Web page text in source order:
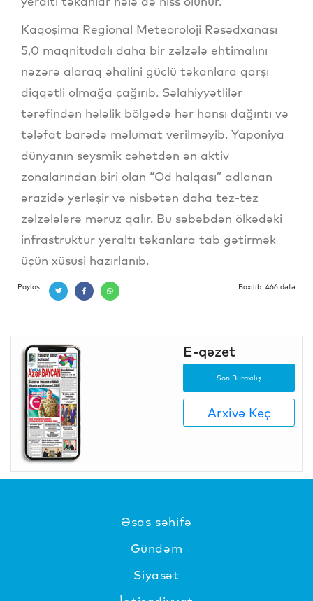
Kaqoşima Regional Meteoroloji Rəsədxanası
5,0 maqnitudalı daha bir zəlzələ ehtimalını
nəzərə alaraq əhalini güclü təkanlara qarşı
diqqətli olmağa çağırıb. Səlahiyyətlilər
tərəfindən hələlik bölgədə hər hansı dağıntı və
tələfat barədə məlumat verilməyib. Yaponiya
dünyanın seysmik cəhətdən ən aktiv
zonalarından biri olan “Od halqası” adlanan
ərazidə yerləşir və nisbətən daha tez-tez
zəlzələlərə məruz qalır. Bu səbəbdən ölkədəki
infrastruktur yeraltı təkanlara tab gətirmək
üçün xüsusi hazırlanıb.
Paylaş: Baxılıb: 466 dəfə
E-qəzet
Son Buraxılış
Arxivə Keç
Əsas səhifə
Gündəm
Siyasət